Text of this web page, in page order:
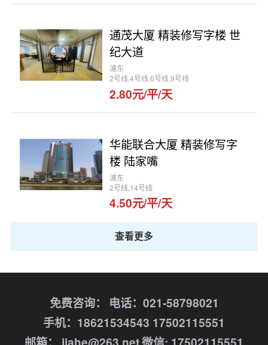
通茂大厦 精装修写字楼 世
纪大道
浦东
2号线,4号线,6号线,9号线
2.80元/平/天
华能联合大厦 精装修写字
楼 陆家嘴
浦东
2号线,14号线
4.50元/平/天
查看更多
免费咨询：
电话：021-58798021
手机：18621534543 17502115551